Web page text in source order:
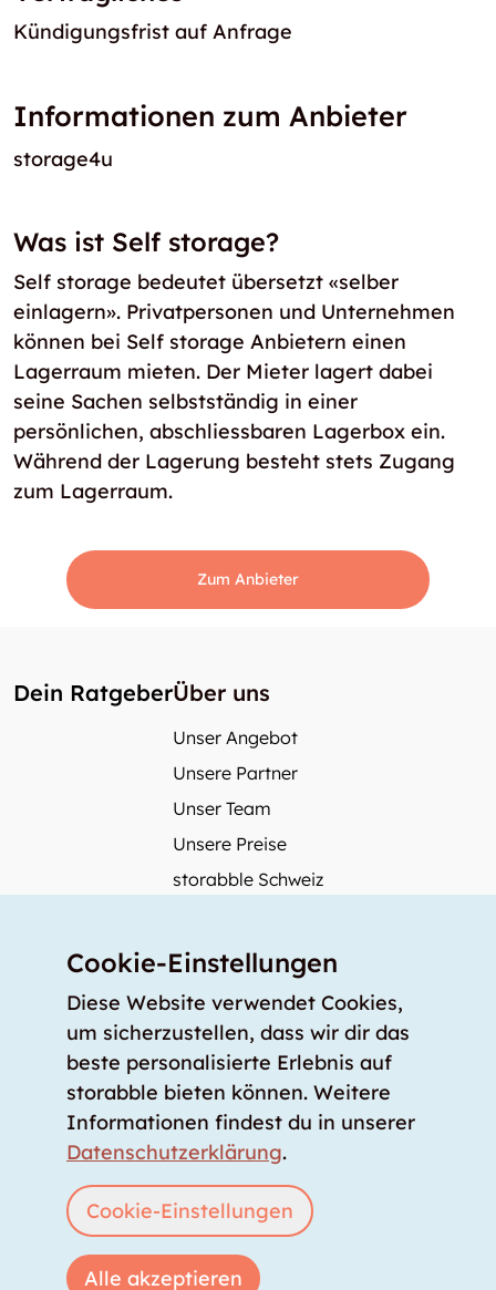
Kündigungsfrist auf Anfrage
Informationen zum Anbieter
storage4u
Was ist Self storage?
Self storage bedeutet übersetzt «selber
einlagern». Privatpersonen und Unternehmen
können bei Self storage Anbietern einen
Lagerraum mieten. Der Mieter lagert dabei
seine Sachen selbstständig in einer
persönlichen, abschliessbaren Lagerbox ein.
Während der Lagerung besteht stets Zugang
zum Lagerraum.
Zum Anbieter
Dein RatgeberÜber uns
Unser Angebot
Unsere Partner
Unser Team
Unsere Preise
storabble Schweiz
Mehr über storabble
Medienbeiträge
Wie gross muss ein Lagerraum sein?
Was kostet ein Lagerraum?
Für Lageranbieter
Anmelden Lagerraum inserieren
Cookie-Einstellungen
Diese Website verwendet Cookies,
um sicherzustellen, dass wir dir das
beste personalisierte Erlebnis auf
storabble bieten können. Weitere
Informationen findest du in unserer
Datenschutzerklärung.
Cookie-Einstellungen
Alle akzeptieren